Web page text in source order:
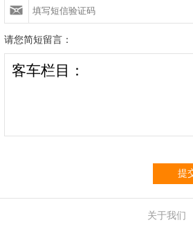
请您简短留言：
提
关于我们